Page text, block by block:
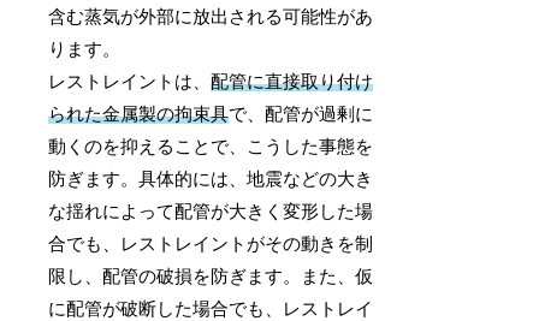
含む蒸気が外部に放出される可能性があ
ります。
レストレイントは、配管に直接取り付け
られた金属製の拘束具で、配管が過剰に
動くのを抑えることで、こうした事態を
防ぎます。具体的には、地震などの大き
な揺れによって配管が大きく変形した場
合でも、レストレイントがその動きを制
限し、配管の破損を防ぎます。また、仮
に配管が破断した場合でも、レストレイ